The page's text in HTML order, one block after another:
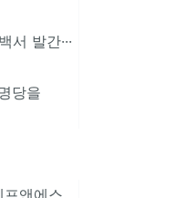
발간···
당을
앤에스,